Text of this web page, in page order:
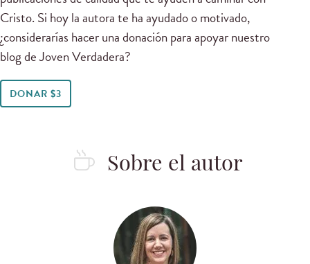
Cristo. Si hoy la autora te ha ayudado o motivado,
¿considerarías hacer una donación para apoyar nuestro
blog de Joven Verdadera?
DONAR $3
Sobre el autor